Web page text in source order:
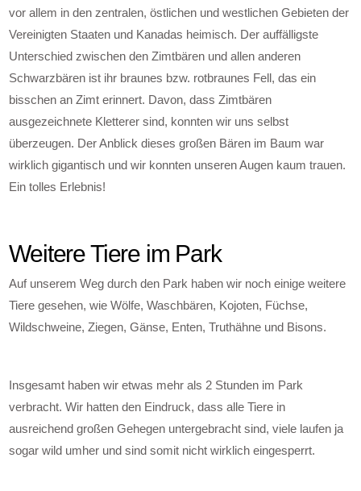
vor allem in den zentralen, östlichen und westlichen Gebieten der
Vereinigten Staaten und Kanadas heimisch. Der auffälligste
Unterschied zwischen den Zimtbären und allen anderen
Schwarzbären ist ihr braunes bzw. rotbraunes Fell, das ein
bisschen an Zimt erinnert. Davon, dass Zimtbären
ausgezeichnete Kletterer sind, konnten wir uns selbst
überzeugen. Der Anblick dieses großen Bären im Baum war
wirklich gigantisch und wir konnten unseren Augen kaum trauen.
Ein tolles Erlebnis!
Weitere Tiere im Park
Auf unserem Weg durch den Park haben wir noch einige weitere
Tiere gesehen, wie Wölfe, Waschbären, Kojoten, Füchse,
Wildschweine, Ziegen, Gänse, Enten, Truthähne und Bisons.
Insgesamt haben wir etwas mehr als 2 Stunden im Park
verbracht. Wir hatten den Eindruck, dass alle Tiere in
ausreichend großen Gehegen untergebracht sind, viele laufen ja
sogar wild umher und sind somit nicht wirklich eingesperrt.